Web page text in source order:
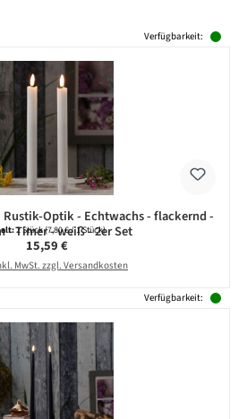
Verfügbarkeit:
Rustik-Optik - Echtwachs - flackernd -
- Timer - weiß - 2er Set
2 Stück(7,80 € / 1 Stück)
Regulärer Preis:
15,59 €
MwSt. zzgl. Versandkosten
Verfügbarkeit: